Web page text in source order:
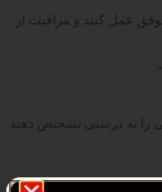
عمل کنند و مراقبت از
را به درستی تشخیص دهند